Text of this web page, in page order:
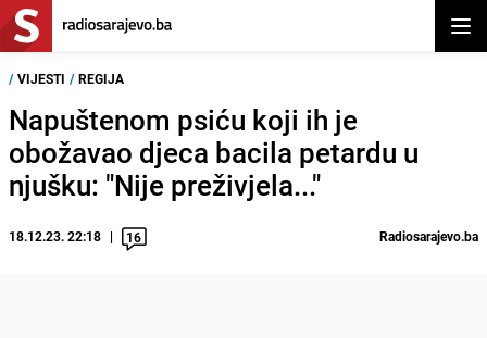
/ VIJESTI / REGIJA
Napuštenom psiću koji ih je
obožavao djeca bacila petardu u
njušku: "Nije preživjela..."
18.12.23. 22:18 16 Radiosarajevo.ba